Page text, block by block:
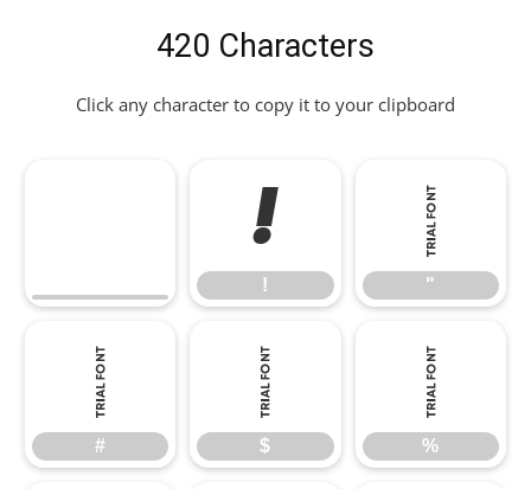
420 Characters
Click any character to copy it to your clipboard
!
!
"
"
#
#
$
$
%
%